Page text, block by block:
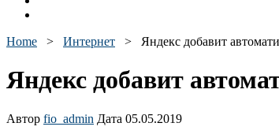
Home > Интернет > Яндекс добавит
Яндекс добавит
Автор fio_admin Дата 05.05.2019